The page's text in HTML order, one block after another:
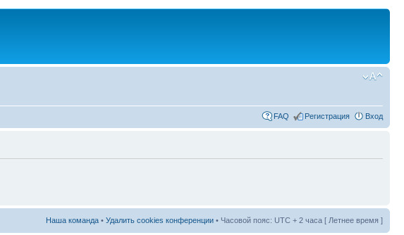
FAQ Регистрация Вход
Наша команда • Удалить cookies конференции • Часовой пояс: UTC + 2 часа [ Летнее время ]